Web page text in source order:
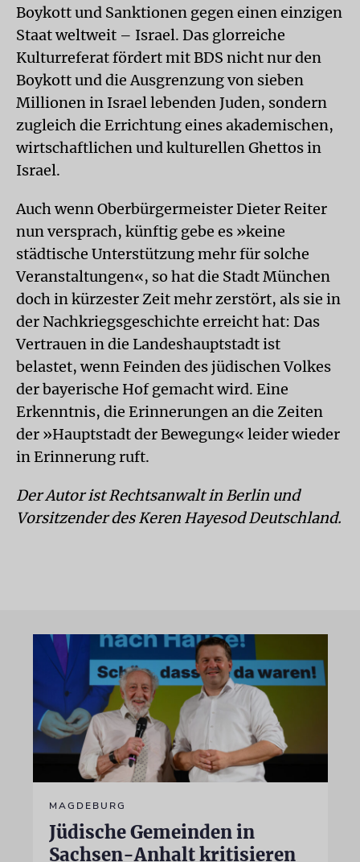
Boykott und Sanktionen gegen einen einzigen
Staat weltweit – Israel. Das glorreiche
Kulturreferat fördert mit BDS nicht nur den
Boykott und die Ausgrenzung von sieben
Millionen in Israel lebenden Juden, sondern
zugleich die Errichtung eines akademischen,
wirtschaftlichen und kulturellen Ghettos in
Israel.
Auch wenn Oberbürgermeister Dieter Reiter
nun versprach, künftig gebe es »keine
städtische Unterstützung mehr für solche
Veranstaltungen«, so hat die Stadt München
doch in kürzester Zeit mehr zerstört, als sie in
der Nachkriegsgeschichte erreicht hat: Das
Vertrauen in die Landeshauptstadt ist
belastet, wenn Feinden des jüdischen Volkes
der bayerische Hof gemacht wird. Eine
Erkenntnis, die Erinnerungen an die Zeiten
der »Hauptstadt der Bewegung« leider wieder
in Erinnerung ruft.
Der Autor ist Rechtsanwalt in Berlin und
Vorsitzender des Keren Hayesod Deutschland.
MAGDEBURG
Jüdische Gemeinden in
Sachsen-Anhalt kritisieren